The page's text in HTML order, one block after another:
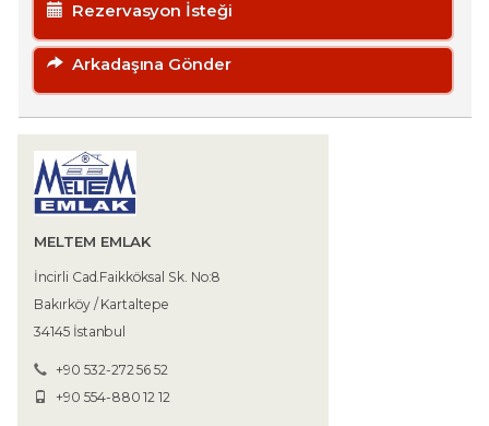
Rezervasyon İsteği
Arkadaşına Gönder
MELTEM EMLAK
İncirli Cad.Faikköksal Sk. No:8
Bakırköy / Kartaltepe
34145 İstanbul
+90 532-272 56 52
+90 554-880 12 12